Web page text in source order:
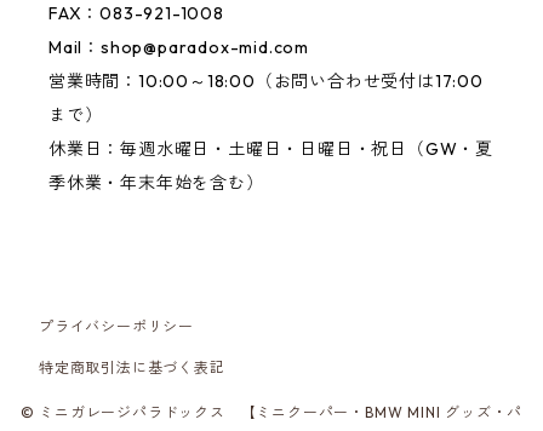
FAX：083-921-1008
Mail： shop@paradox-mid.com
営業時間：10:00～18:00（お問い合わせ受付は17:00
まで）
休業日：毎週水曜日・土曜日・日曜日・祝日（GW・夏
季休業・年末年始を含む）
プライバシーポリシー
特定商取引法に基づく表記
© ミニガレージパラドックス 【ミニクーパー・BMW MINI グッズ・パ